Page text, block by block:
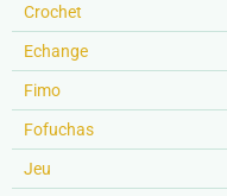
Crochet
Echange
Fimo
Fofuchas
Jeu